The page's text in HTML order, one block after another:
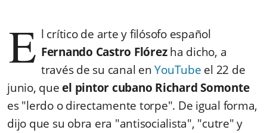
E l crítico de arte y filósofo español
Fernando Castro Flórezha dicho, a
través de su canal enYouTube el 22 de
junio, queel pintor cubano Richard Somonte
es "lerdo o directamente torpe". De igual forma,
dijo que su obra era "antisocialista", "cutre" y